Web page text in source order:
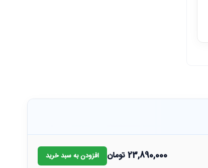
23,890,000تومان افزودن به سبد خرید